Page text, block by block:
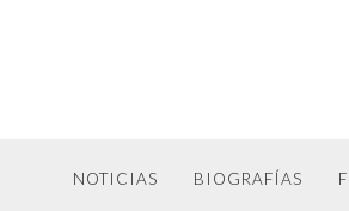
NOTICIAS BIOGRAFÍAS